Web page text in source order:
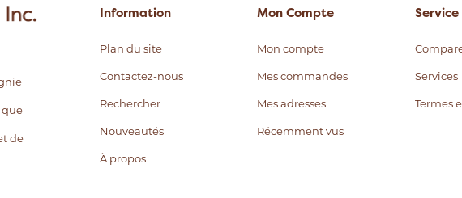
que
de
Information
Plan du site
Contactez-nous
Rechercher
Nouveautés
À propos
Mon Compte
Mon compte
Mes commandes
Mes adresses
Récemment vus
Services
Termes